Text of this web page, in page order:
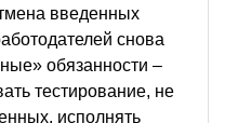
введенных
снова
обязанности –
тестирование, не
исполнять